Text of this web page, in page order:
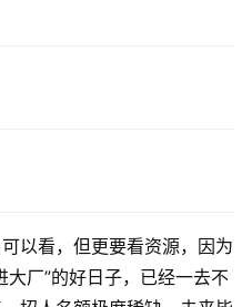
以看，但更要看资源，因为
厂”的好日子，已经一去不